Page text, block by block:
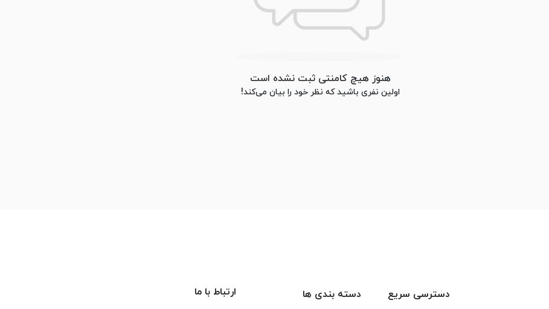
هنوز هیچ کامنتی ثبت نشده است
اولین نفری باشید که نظر خود را بیان می‌کند!
دسترسی سریع دسته بندی ها ارتباط با ما